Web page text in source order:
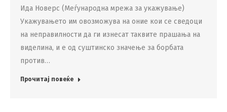
Ида Новерс (Меѓународна мрежа за укажување)
Укажувањето им овозможува на оние кои се сведоци
на неправилности да ги изнесат таквите прашања на
виделина, и е од суштинско значење за борбата
против…
Прочитај повеќе